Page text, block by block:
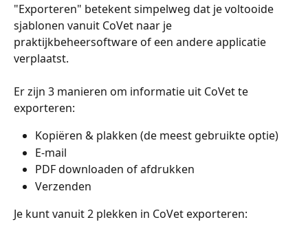
"Exporteren" betekent simpelweg dat je voltooide
sjablonen vanuit CoVet naar je
praktijkbeheersoftware of een andere applicatie
verplaatst.
Er zijn 3 manieren om informatie uit CoVet te
exporteren:
Kopiëren & plakken (de meest gebruikte optie)
E-mail
PDF downloaden of afdrukken
Verzenden
Je kunt vanuit 2 plekken in CoVet exporteren: